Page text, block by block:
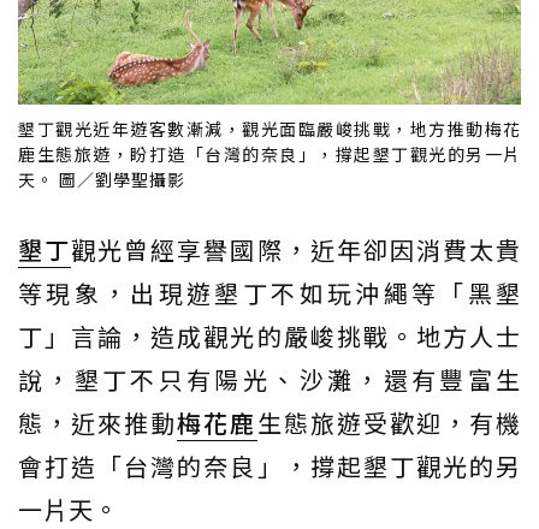
墾丁觀光近年遊客數漸減，觀光面臨嚴峻挑戰，地方推動梅花
鹿生態旅遊，盼打造「台灣的奈良」，撐起墾丁觀光的另一片
天。 圖／劉學聖攝影
墾丁觀光曾經享譽國際，近年卻因消費太貴
等現象，出現遊墾丁不如玩沖繩等「黑墾
丁」言論，造成觀光的嚴峻挑戰。地方人士
說，墾丁不只有陽光、沙灘，還有豐富生
態，近來推動梅花鹿生態旅遊受歡迎，有機
會打造「台灣的奈良」，撐起墾丁觀光的另
一片天。